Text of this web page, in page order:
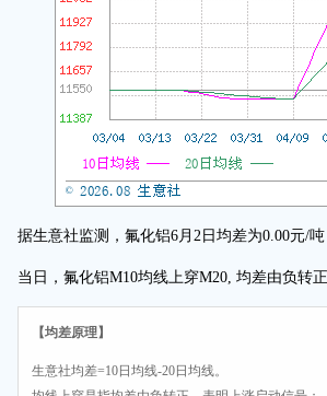
据生意社监测，氟化铝6月2日均差为0.00元/吨
当日，氟化铝M10均线上穿M20, 均差由负转
【均差原理】
生意社均差=10日均线-20日均线。